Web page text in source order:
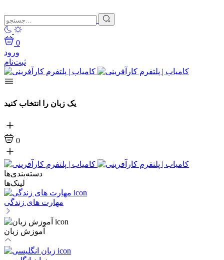
0
ورود
ثبت‌نام
یک زبان را انتخاب کنید
0
دسته‌بندی‌ها
لینک‌ها
مهارت های زندگی
آموزش زبان